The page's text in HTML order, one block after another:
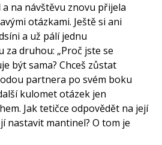
a na návštěvu znovu přijela
otázkami. Ještě si ani
a už pálí jednu
druhou: „Proč jste se
být sama? Chceš zůstat
partnera po svém boku
kulomet otázek jen
Jak tetičce odpovědět na její
nastavit mantinel? O tom je